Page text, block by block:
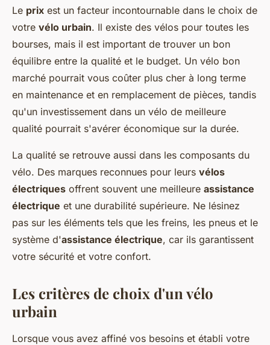
Le prix est un facteur incontournable dans le choix de
votre vélo urbain. Il existe des vélos pour toutes les
bourses, mais il est important de trouver un bon
équilibre entre la qualité et le budget. Un vélo bon
marché pourrait vous coûter plus cher à long terme
en maintenance et en remplacement de pièces, tandis
qu'un investissement dans un vélo de meilleure
qualité pourrait s'avérer économique sur la durée.
La qualité se retrouve aussi dans les composants du
vélo. Des marques reconnues pour leurs vélos
électriques offrent souvent une meilleure assistance
électrique et une durabilité supérieure. Ne lésinez
pas sur les éléments tels que les freins, les pneus et le
système d'assistance électrique, car ils garantissent
votre sécurité et votre confort.
Les critères de choix d'un vélo
urbain
Lorsque vous avez affiné vos besoins et établi votre